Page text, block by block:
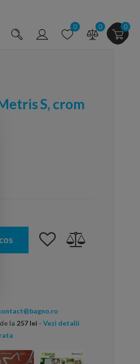
0 0 0
S, crom
la 257 lei - Vezi detalii